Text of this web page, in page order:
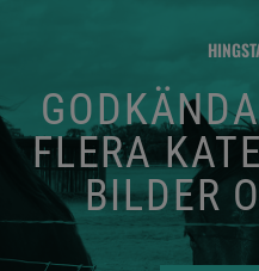
FLERA
BILDER